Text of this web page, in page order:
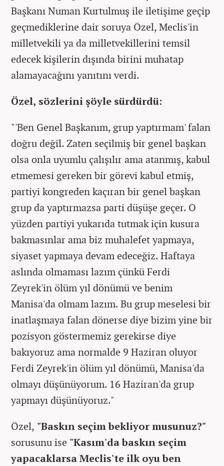
Başkanı Numan Kurtulmuş ile iletişime geçip
geçmediklerine dair soruya Özel, Meclis'in
milletvekili ya da milletvekillerini temsil
edecek kişilerin dışında birini muhatap
alamayacağını yanıtını verdi.
Özel, sözlerini şöyle sürdürdü:
"'Ben Genel Başkanım, grup yaptırmam' falan
doğru değil. Zaten seçilmiş bir genel başkan
olsa onla uyumlu çalışılır ama atanmış, kabul
etmemesi gereken bir görevi kabul etmiş,
partiyi kongreden kaçıran bir genel başkan
grup da yaptırmazsa parti düşüşe geçer. O
yüzden partiyi yukarıda tutmak için kusura
bakmasınlar ama biz muhalefet yapmaya,
siyaset yapmaya devam edeceğiz. Haftaya
aslında olmaması lazım çünkü Ferdi
Zeyrek'in ölüm yıl dönümü ve benim
Manisa'da olmam lazım. Bu grup meselesi bir
inatlaşmaya falan dönerse diye bizim yine bir
pozisyon göstermemiz gerekirse diye
bakıyoruz ama normalde 9 Haziran oluyor
Ferdi Zeyrek'in ölüm yıl dönümü, Manisa'da
olmayı düşünüyorum. 16 Haziran'da grup
yapmayı düşünüyoruz."
Özel, "Baskın seçim bekliyor musunuz?"
sorusunu ise "Kasım'da baskın seçim
yapacaklarsa Meclis'te ilk oyu ben